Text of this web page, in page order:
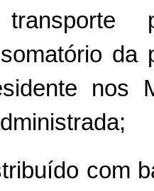
da
nos
com